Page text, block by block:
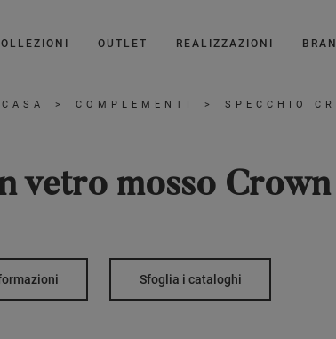
OUTLET REALIZZAZIONI
> COMPLEMENTI > SPECCHIO
vetro mosso
Sfoglia i cataloghi